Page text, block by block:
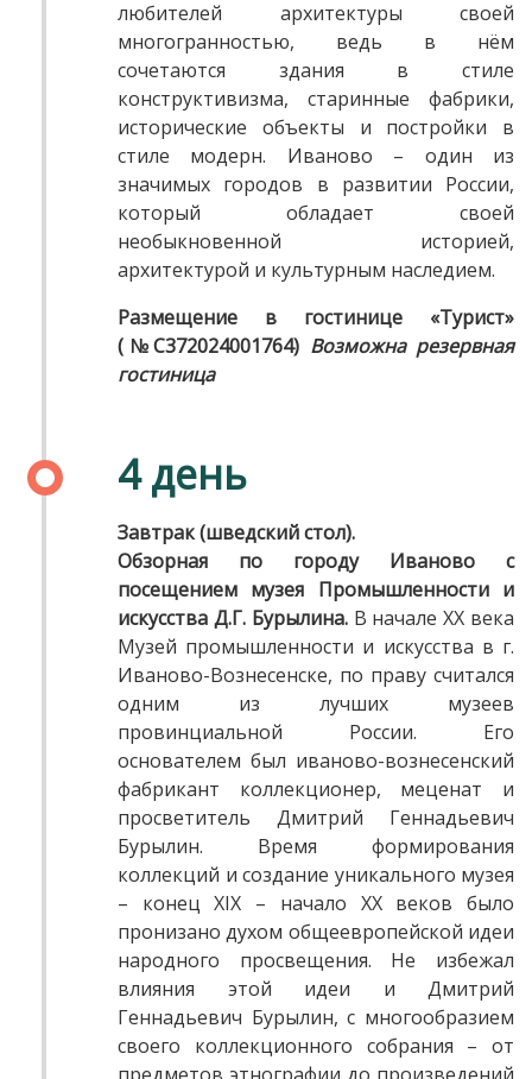
любителей архитектуры своей
многогранностью, ведь в нём
сочетаются здания в стиле
конструктивизма, старинные фабрики,
исторические объекты и постройки в
стиле модерн. Иваново – один из
значимых городов в развитии России,
который обладает своей
необыкновенной историей,
архитектурой и культурным наследием.
Размещение в гостинице «Турист»
(№С372024001764) Возможна резервная
гостиница
4 день
Завтрак (шведский стол).
Обзорная по городу Иваново с
посещением музея Промышленности и
искусства Д.Г. Бурылина. В начале ХХ века
Музей промышленности и искусства в г.
Иваново-Вознесенске, по праву считался
одним из лучших музеев
провинциальной России. Его
основателем был иваново-вознесенский
фабрикант коллекционер, меценат и
просветитель Дмитрий Геннадьевич
Бурылин. Время формирования
коллекций и создание уникального музея
– конец XIX – начало XX веков было
пронизано духом общеевропейской идеи
народного просвещения. Не избежал
влияния этой идеи и Дмитрий
Геннадьевич Бурылин, c многообразием
своего коллекционного собрания – от